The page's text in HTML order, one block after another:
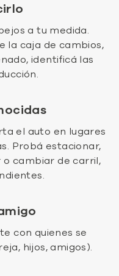
a tu medida.
la caja de cambios,
identificá las
el auto en lugares
Probá estacionar,
cambiar de carril,
con quienes se
hijos, amigos).